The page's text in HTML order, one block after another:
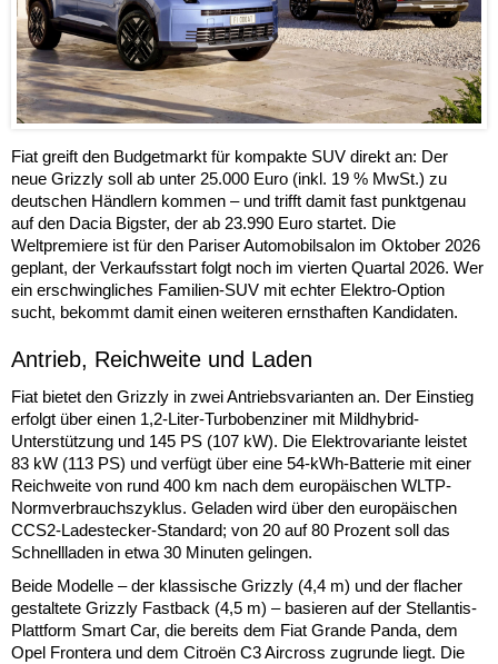
Fiat greift den Budgetmarkt für kompakte SUV direkt an: Der
neue Grizzly soll ab unter 25.000 Euro (inkl. 19 % MwSt.) zu
deutschen Händlern kommen – und trifft damit fast punktgenau
auf den Dacia Bigster, der ab 23.990 Euro startet. Die
Weltpremiere ist für den Pariser Automobilsalon im Oktober 2026
geplant, der Verkaufsstart folgt noch im vierten Quartal 2026. Wer
ein erschwingliches Familien-SUV mit echter Elektro-Option
sucht, bekommt damit einen weiteren ernsthaften Kandidaten.
Antrieb, Reichweite und Laden
Fiat bietet den Grizzly in zwei Antriebsvarianten an. Der Einstieg
erfolgt über einen 1,2-Liter-Turbobenziner mit Mildhybrid-
Unterstützung und 145 PS (107 kW). Die Elektrovariante leistet
83 kW (113 PS) und verfügt über eine 54-kWh-Batterie mit einer
Reichweite von rund 400 km nach dem europäischen WLTP-
Normverbrauchszyklus. Geladen wird über den europäischen
CCS2-Ladestecker-Standard; von 20 auf 80 Prozent soll das
Schnellladen in etwa 30 Minuten gelingen.
Beide Modelle – der klassische Grizzly (4,4 m) und der flacher
gestaltete Grizzly Fastback (4,5 m) – basieren auf der Stellantis-
Plattform Smart Car, die bereits dem Fiat Grande Panda, dem
Opel Frontera und dem Citroën C3 Aircross zugrunde liegt. Die